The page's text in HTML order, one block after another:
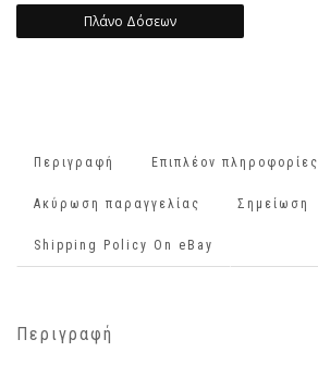
Πλάνο Δόσεων
Περιγραφή Επιπλέον πληροφορίες
Ακύρωση παραγγελίας Σημείωση
Shipping Policy On eBay
Περιγραφή